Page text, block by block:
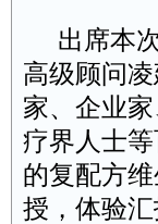
出席本
高级顾问
家、企业
疗界人士
的复配方
授，体验汇